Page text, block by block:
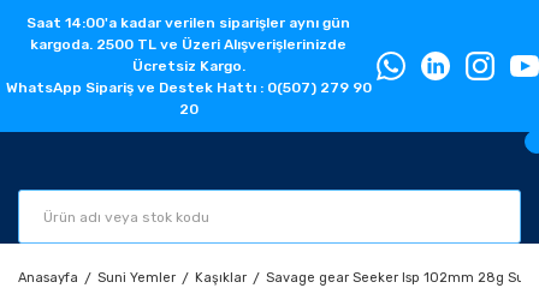
Saat 14:00'a kadar verilen siparişler aynı gün
kargoda. 2500 TL ve Üzeri Alışverişlerinizde
Ücretsiz Kargo.
WhatsApp Sipariş ve Destek Hattı : 0(507) 279 90
20
Anasayfa Suni Yemler Kaşıklar Savage gear Seeker Isp 102mm 28g Suni